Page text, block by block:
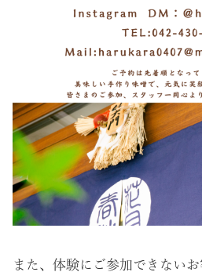
また、体験にご参加できないお